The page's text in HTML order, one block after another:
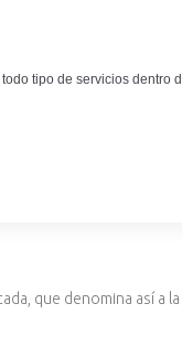
tipo de servicios
que denomina así a